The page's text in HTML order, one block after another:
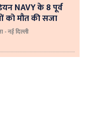
NAVY के 8 पूर्व
को मौत की सजा
- नई दिल्ली